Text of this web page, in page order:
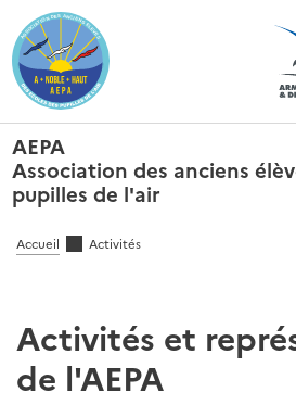
AEPA
Association des anciens
pupilles de l'air
Accueil Activités
Activités et
de l'AEPA